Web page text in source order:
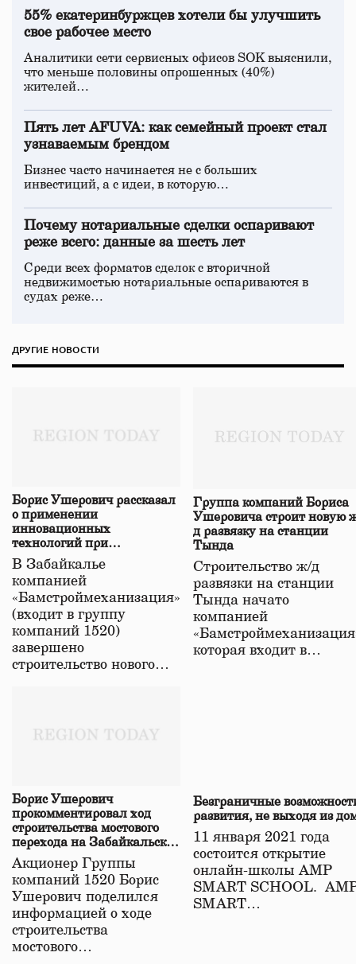
55% екатеринбуржцев хотели бы улучшить
свое рабочее место
Аналитики сети сервисных офисов SOK выяснили,
что меньше половины опрошенных (40%)
жителей…
Пять лет AFUVA: как семейный проект стал
узнаваемым брендом
Бизнес часто начинается не с больших
инвестиций, а с идеи, в которую…
Почему нотариальные сделки оспаривают
реже всего: данные за шесть лет
Среди всех форматов сделок с вторичной
недвижимостью нотариальные оспариваются в
судах реже…
ДРУГИЕ НОВОСТИ
Борис Ушерович рассказал
о применении
инновационных
технологий при
строительстве нового моста
в Забайкалье
В Забайкалье
компанией
«Бамстроймеханизация»
(входит в группу
компаний 1520)
завершено
строительство нового…
Группа компаний Бориса
Ушеровича строит новую
д развязку на станции
Тында
Строительство ж/д
развязки на станции
Тында начато
компанией
которая входит в…
Борис Ушерович
прокомментировал ход
строительства мостового
перехода на Забайкальской
железной дороге
Акционер Группы
компаний 1520 Борис
Ушерович поделился
информацией о ходе
строительства
мостового…
Безграничные
развития, не выходя из
11 января 2021 года
состоится открытие
онлайн-школы АМР
SMART SCHOOL.
SMART…